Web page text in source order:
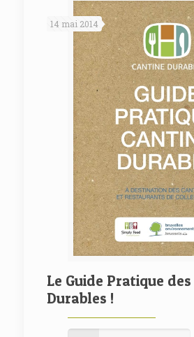
14 mai 2014
Le Guide Pratique
Durables !